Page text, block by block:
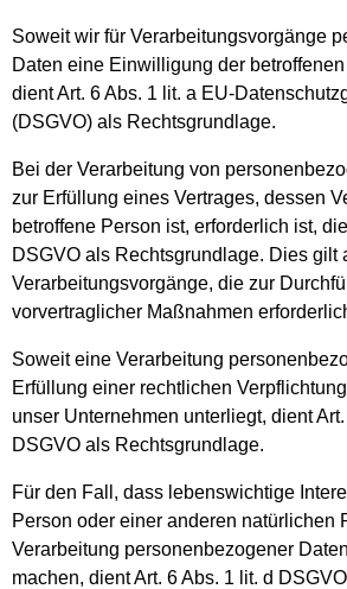
Soweit wir für Verarbeitungsvorgänge
Daten eine Einwilligung der
dient Art. 6 Abs. 1 lit. a EU-
(DSGVO) als Rechtsgrundlage.
Bei der Verarbeitung von
zur Erfüllung eines Vertrages, dessen
betroffene Person ist, erforderlich ist,
DSGVO als Rechtsgrundlage. Dies gilt
Verarbeitungsvorgänge, die zur
vorvertraglicher Maßnahmen
Soweit eine Verarbeitung
Erfüllung einer rechtlichen
unser Unternehmen unterliegt, dient
DSGVO als Rechtsgrundlage.
Für den Fall, dass lebenswichtige
Person oder einer anderen natürlichen
Verarbeitung personenbezogener
machen, dient Art. 6 Abs. 1 lit. d